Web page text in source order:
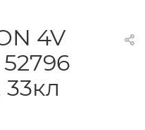
4V
33кл